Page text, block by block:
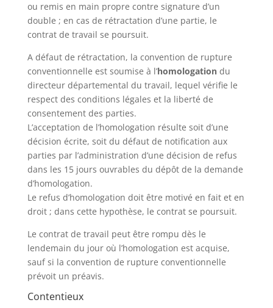
ou remis en main propre contre signature d’un
double ; en cas de rétractation d’une partie, le
contrat de travail se poursuit.
A défaut de rétractation, la convention de rupture
conventionnelle est soumise à l’homologationdu
directeur départemental du travail, lequel vérifie le
respect des conditions légales et la liberté de
consentement des parties.
L’acceptation de l’homologation résulte soit d’une
décision écrite, soit du défaut de notification aux
parties par l’administration d’une décision de refus
dans les 15 jours ouvrables du dépôt de la demande
d’homologation.
Le refus d’homologation doit être motivé en fait et en
droit ; dans cette hypothèse, le contrat se poursuit.
Le contrat de travail peut être rompu dès le
lendemain du jour où l’homologation est acquise,
sauf si la convention de rupture conventionnelle
prévoit un préavis.
Contentieux